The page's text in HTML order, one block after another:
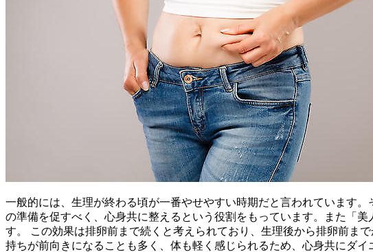
一般的には、生理が終わる頃が一番やせやすい時期だと言われています
の準備を促すべく、心身共に整えるという役割をもっています。また「
す。 この効果は排卵前まで続くと考えられており、生理後から排卵前ま
持ちが前向きになることも多く、体も軽く感じられるため、心身共にダ